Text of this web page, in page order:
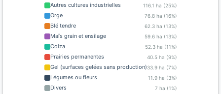
Autres cultures industrielles 116.1 ha (25%)
Orge 76.8 ha (16%)
Blé tendre 62.3 ha (13%)
Maïs grain et ensilage 59.6 ha (13%)
Colza 52.3 ha (11%)
Prairies permanentes 40.5 ha (9%)
Gel (surfaces gelées sans production)33.9 ha (7%)
Légumes ou fleurs 11.9 ha (3%)
Divers 7 ha (1%)